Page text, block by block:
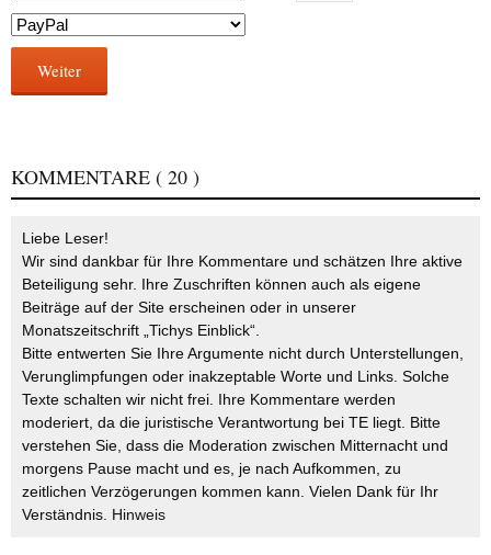
Weiter
KOMMENTARE ( 20 )
Liebe Leser!
Wir sind dankbar für Ihre Kommentare und schätzen Ihre aktive
Beteiligung sehr. Ihre Zuschriften können auch als eigene
Beiträge auf der Site erscheinen oder in unserer
Monatszeitschrift „Tichys Einblick“.
Bitte entwerten Sie Ihre Argumente nicht durch Unterstellungen,
Verunglimpfungen oder inakzeptable Worte und Links. Solche
Texte schalten wir nicht frei. Ihre Kommentare werden
moderiert, da die juristische Verantwortung bei TE liegt. Bitte
verstehen Sie, dass die Moderation zwischen Mitternacht und
morgens Pause macht und es, je nach Aufkommen, zu
zeitlichen Verzögerungen kommen kann. Vielen Dank für Ihr
Verständnis. Hinweis